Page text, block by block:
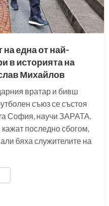
една от най-
в историята на
Михайлов
вратар и бивш
съюз се състоя
София, научи ЗАРАТА.
последно сбогом,
бяха служителите на